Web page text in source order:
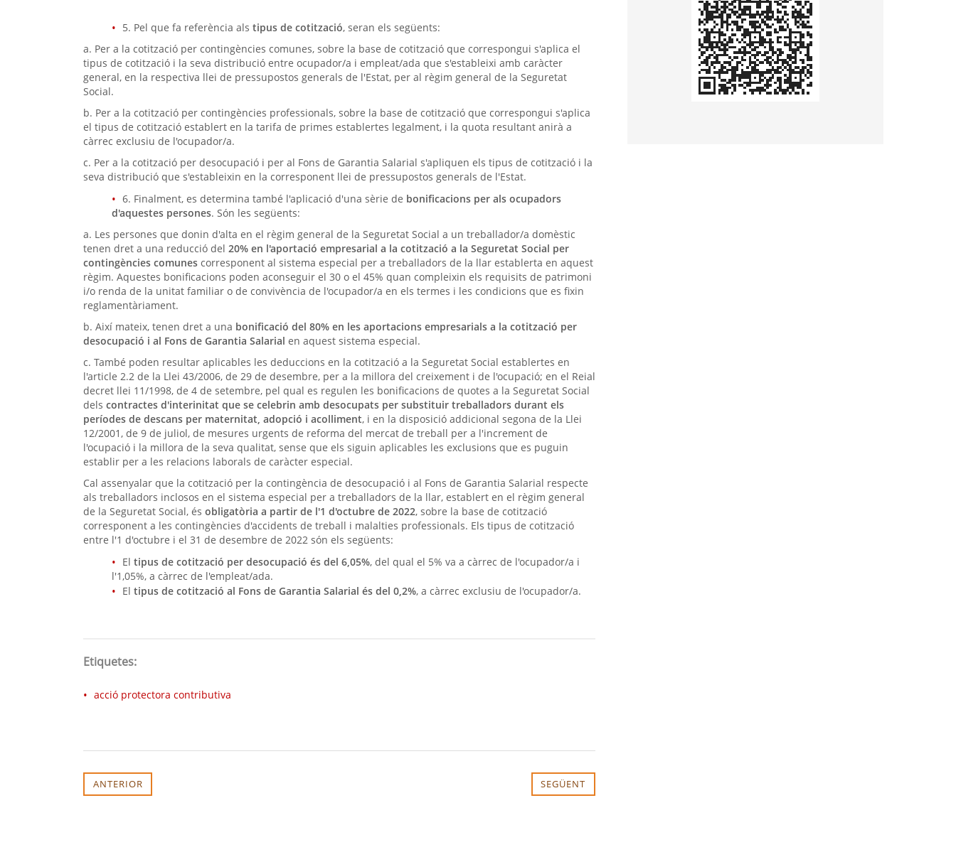
5. Pel que fa referència als tipus de cotització, seran els següents:
a. Per a la cotització per contingències comunes, sobre la base de cotització que correspongui s'aplica el
tipus de cotització i la seva distribució entre ocupador/a i empleat/ada que s'estableixi amb caràcter
general, en la respectiva llei de pressupostos generals de l'Estat, per al règim general de la Seguretat
Social.
b. Per a la cotització per contingències professionals, sobre la base de cotització que correspongui s'aplica
el tipus de cotització establert en la tarifa de primes establertes legalment, i la quota resultant anirà a
càrrec exclusiu de l'ocupador/a.
c. Per a la cotització per desocupació i per al Fons de Garantia Salarial s'apliquen els tipus de cotització i la
seva distribució que s'estableixin en la corresponent llei de pressupostos generals de l'Estat.
6. Finalment, es determina també l'aplicació d'una sèrie de bonificacions per als ocupadors
d'aquestes persones. Són les següents:
a. Les persones que donin d'alta en el règim general de la Seguretat Social a un treballador/a domèstic
tenen dret a una reducció del 20% en l'aportació empresarial a la cotització a la Seguretat Social per
contingències comunes corresponent al sistema especial per a treballadors de la llar establerta en aquest
règim. Aquestes bonificacions poden aconseguir el 30 o el 45% quan compleixin els requisits de patrimoni
i/o renda de la unitat familiar o de convivència de l'ocupador/a en els termes i les condicions que es fixin
reglamentàriament.
b. Així mateix, tenen dret a una bonificació del 80% en les aportacions empresarials a la cotització per
desocupació i al Fons de Garantia Salarial en aquest sistema especial.
c. També poden resultar aplicables les deduccions en la cotització a la Seguretat Social establertes en
l'article 2.2 de la Llei 43/2006, de 29 de desembre, per a la millora del creixement i de l'ocupació; en el Reial
decret llei 11/1998, de 4 de setembre, pel qual es regulen les bonificacions de quotes a la Seguretat Social
dels contractes d'interinitat que se celebrin amb desocupats per substituir treballadors durant els
períodes de descans per maternitat, adopció i acolliment, i en la disposició addicional segona de la Llei
12/2001, de 9 de juliol, de mesures urgents de reforma del mercat de treball per a l'increment de
l'ocupació i la millora de la seva qualitat, sense que els siguin aplicables les exclusions que es puguin
establir per a les relacions laborals de caràcter especial.
Cal assenyalar que la cotització per la contingència de desocupació i al Fons de Garantia Salarial respecte
als treballadors inclosos en el sistema especial per a treballadors de la llar, establert en el règim general
de la Seguretat Social, és obligatòria a partir de l'1 d'octubre de 2022, sobre la base de cotització
corresponent a les contingències d'accidents de treball i malalties professionals. Els tipus de cotització
entre l'1 d'octubre i el 31 de desembre de 2022 són els següents:
El tipus de cotització per desocupació és del 6,05%, del qual el 5% va a càrrec de l'ocupador/a i
l'1,05%, a càrrec de l'empleat/ada.
El tipus de cotització al Fons de Garantia Salarial és del 0,2%, a càrrec exclusiu de l'ocupador/a.
Etiquetes:
acció protectora contributiva
ANTERIOR SEGÜENT